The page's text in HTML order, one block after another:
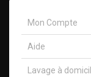
Mon Compte
Aide
Lavage à